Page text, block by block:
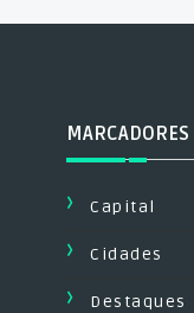
MARCADORES
Capital
Cidades
Destaques